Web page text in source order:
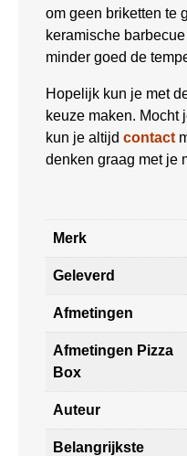
om geen briketten te
keramische
minder goed de
Hopelijk kun je met
keuze maken. Mocht
kun je altijd contact
denken graag met je
Merk
Geleverd
Afmetingen
Afmetingen Pizza
Box
Auteur
Belangrijkste